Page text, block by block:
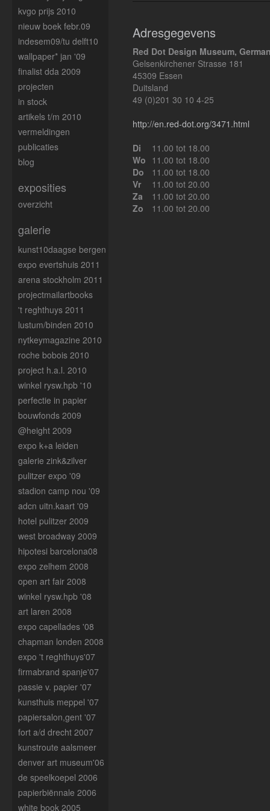
Adresgegevens
Red Dot Design Museum,
Gelsenkirchener Strasse 181
45309 Essen
Duitsland
49 (0)201 30 10 4-25
http://en.red-dot.org/3471.html
Di
11.00 tot 18.00
Wo 11.00 tot 18.00
Do
11.00 tot 18.00
Vr
11.00 tot 20.00
Za
11.00 tot 20.00
Zo
11.00 tot 20.00
kvgo prijs 2010
nieuw boek febr.09
indesem09/tu delft10
wallpaper* jan '09
finalist dda 2009
projecten
in stock
artikels t/m 2010
vermeldingen
publicaties
blog
exposities
overzicht
galerie
kunst10daagse bergen
expo evertshuis 2011
arena stockholm 2011
projectmailartbooks
't reghthuys 2011
lustum/binden 2010
nytkeymagazine 2010
roche bobois 2010
project h.a.l. 2010
winkel rysw.hpb '10
perfectie in papier
bouwfonds 2009
@height 2009
expo k+a leiden
galerie zink&zilver
pulitzer expo '09
stadion camp nou '09
adcn uitn.kaart '09
hotel pulitzer 2009
west broadway 2009
hipotesi barcelona08
expo zelhem 2008
open art fair 2008
winkel rysw.hpb '08
art laren 2008
expo capellades '08
chapman londen 2008
expo 't reghthuys'07
firmabrand spanje'07
passie v. papier '07
kunsthuis meppel '07
papiersalon,gent '07
fort a/d drecht 2007
kunstroute aalsmeer
denver art museum'06
de speelkoepel 2006
papierbiënnale 2006
white book 2005